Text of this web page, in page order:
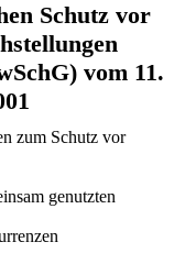
Schutz vor
vom 11.
zum Schutz vor
genutzten